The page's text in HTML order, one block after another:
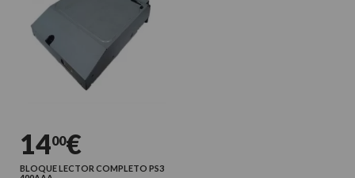
1400€
BLOQUE LECTOR COMPLETO PS3